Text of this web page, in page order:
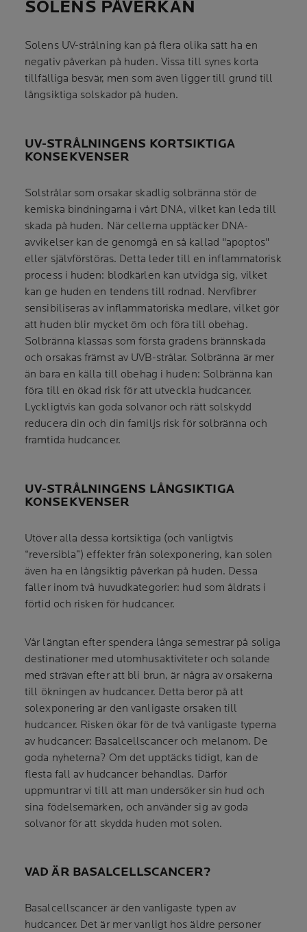
SOLENS PÅVERKAN
Solens UV-strålning kan på flera olika sätt ha en
negativ påverkan på huden. Vissa till synes korta
tillfälliga besvär, men som även ligger till grund till
långsiktiga solskador på huden.
UV-STRÅLNINGENS KORTSIKTIGA
KONSEKVENSER
Solstrålar som orsakar skadlig solbränna stör de
kemiska bindningarna i vårt DNA, vilket kan leda till
skada på huden. När cellerna upptäcker DNA-
avvikelser kan de genomgå en så kallad "apoptos"
eller självförstöras. Detta leder till en inflammatorisk
process i huden: blodkärlen kan utvidga sig, vilket
kan ge huden en tendens till rodnad. Nervfibrer
sensibiliseras av inflammatoriska medlare, vilket gör
att huden blir mycket öm och föra till obehag.
Solbränna klassas som första gradens brännskada
och orsakas främst av UVB-strålar. Solbränna är mer
än bara en källa till obehag i huden: Solbränna kan
föra till en ökad risk för att utveckla hudcancer.
Lyckligtvis kan goda solvanor och rätt solskydd
reducera din och din familjs risk för solbränna och
framtida hudcancer.
UV-STRÅLNINGENS LÅNGSIKTIGA
KONSEKVENSER
Utöver alla dessa kortsiktiga (och vanligtvis
“reversibla”) effekter från solexponering, kan solen
även ha en långsiktig påverkan på huden. Dessa
faller inom två huvudkategorier: hud som åldrats i
förtid och risken för hudcancer.
Vår längtan efter spendera långa semestrar på soliga
destinationer med utomhusaktiviteter och solande
med strävan efter att bli brun, är några av orsakerna
till ökningen av hudcancer. Detta beror på att
solexponering är den vanligaste orsaken till
hudcancer. Risken ökar för de två vanligaste typerna
av hudcancer: Basalcellscancer och melanom. De
goda nyheterna? Om det upptäcks tidigt, kan de
flesta fall av hudcancer behandlas. Därför
uppmuntrar vi till att man undersöker sin hud och
sina födelsemärken, och använder sig av goda
solvanor för att skydda huden mot solen.
VAD ÄR BASALCELLSCANCER?
Basalcellscancer är den vanligaste typen av
hudcancer. Det är mer vanligt hos äldre personer